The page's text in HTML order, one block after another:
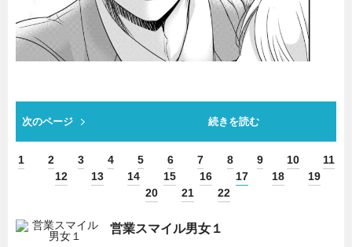
次のページ 続きを読む
1 2 3 4 5 6 7 8 9 10
11
12
13 14 15 16 17 18
19
20
21 22
営業スマイル男女１